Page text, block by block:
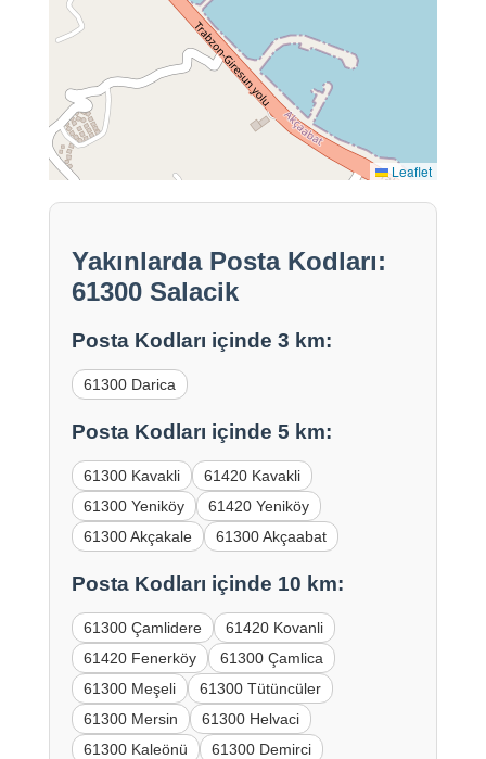
Leaflet
Yakınlarda Posta Kodları:
61300 Salacik
Posta Kodları içinde 3 km:
61300 Darica
Posta Kodları içinde 5 km:
61300 Kavakli
61420 Kavakli
61300 Yeniköy
61420 Yeniköy
61300 Akçakale
61300 Akçaabat
Posta Kodları içinde 10 km:
61300 Çamlidere
61420 Kovanli
61420 Fenerköy
61300 Çamlica
61300 Meşeli
61300 Tütüncüler
61300 Mersin
61300 Helvaci
61300 Kaleönü
61300 Demirci